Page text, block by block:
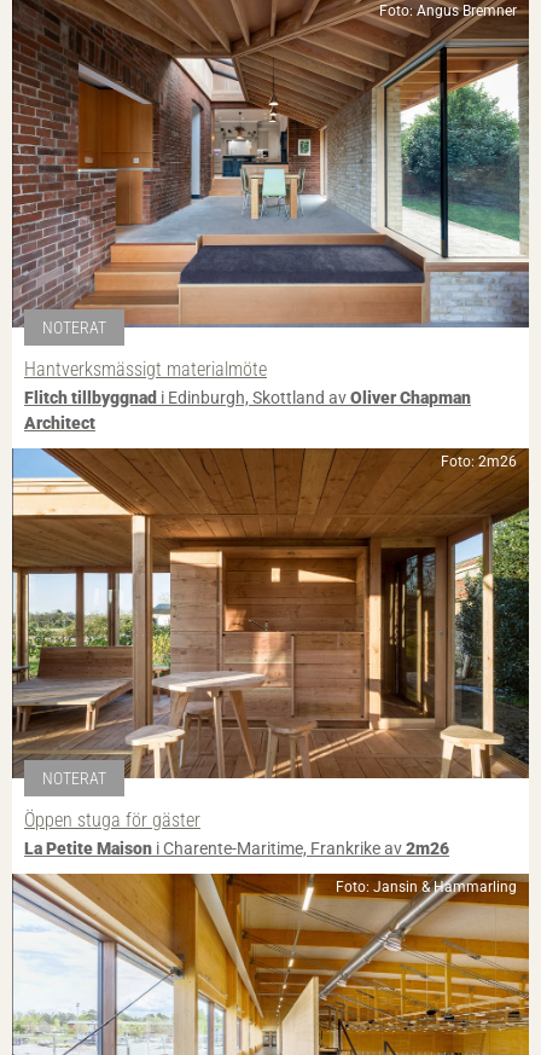
Foto: Angus Bremner
NOTERAT
Hantverksmässigt materialmöte
Flitch tillbyggnad i Edinburgh, Skottland avOliver Chapman
Architect
Foto: 2m26
NOTERAT
Öppen stuga för gäster
La Petite Maison i Charente-Maritime, Frankrike av2m26
Foto: Jansin & Hammarling